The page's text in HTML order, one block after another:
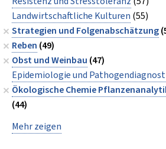
Landwirtschaftliche Kulturen (55)
Strategien und Folgenabschätzung
Reben (49)
Obst und Weinbau (47)
Epidemiologie und
Ökologische Chemie
(44)
Mehr zeigen